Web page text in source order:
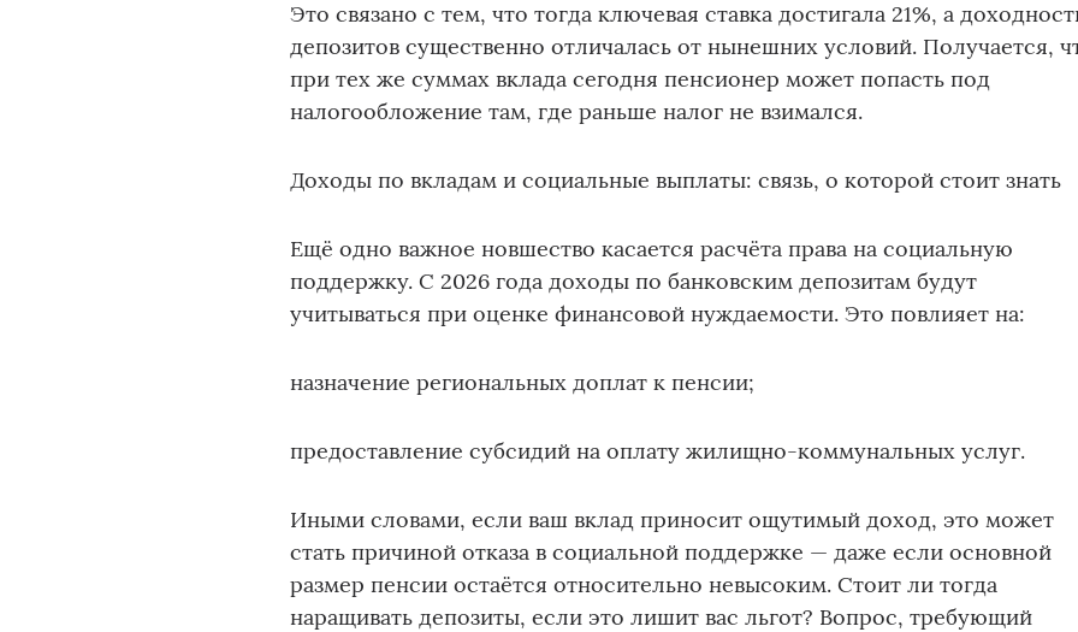
Это связано с тем, что тогда ключевая ставка достигала 21%, а
депозитов существенно отличалась от нынешних условий. Получается,
при тех же суммах вклада сегодня пенсионер может попасть под
налогообложение там, где раньше налог не взимался.
Доходы по вкладам и социальные выплаты: связь, о которой стоит знать
Ещё одно важное новшество касается расчёта права на социальную
поддержку. С 2026 года доходы по банковским депозитам будут
учитываться при оценке финансовой нуждаемости. Это повлияет на:
назначение региональных доплат к пенсии;
предоставление субсидий на оплату жилищно‑коммунальных услуг.
Иными словами, если ваш вклад приносит ощутимый доход, это может
стать причиной отказа в социальной поддержке — даже если основной
размер пенсии остаётся относительно невысоким. Стоит ли тогда
наращивать депозиты, если это лишит вас льгот? Вопрос, требующий